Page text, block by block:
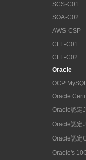
SCS-C01
SOA-C02
AWS-CSP
CLF-C01
CLF-C02
Oracle
OCP
Oracle
Oracle認定
Oracle認定
Oracle認定
Oracle's